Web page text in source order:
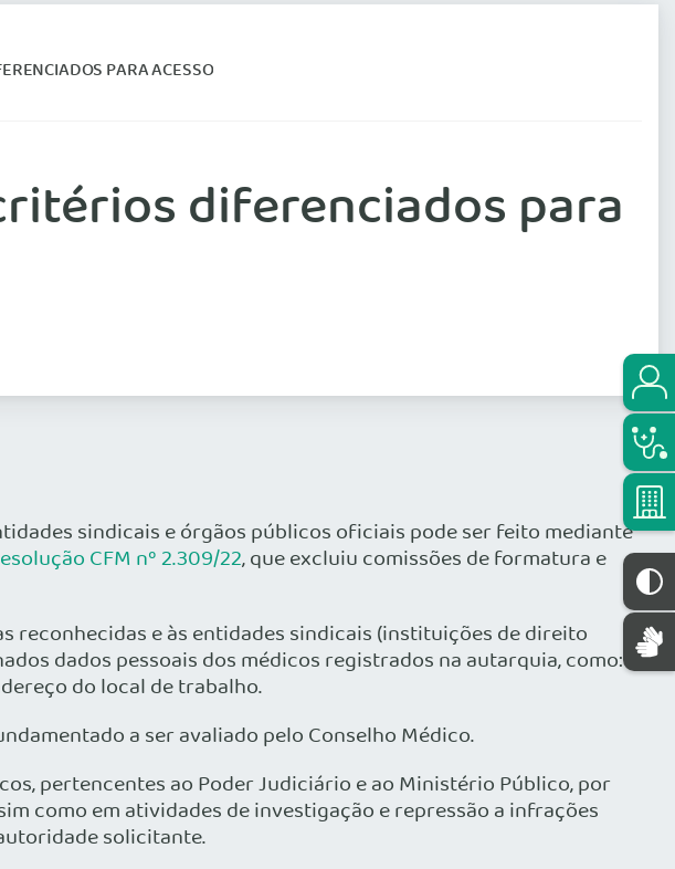
PARA ACESSO
diferenciados para
sindicais e órgãos públicos oficiais pode ser feito mediante
CFM nº 2.309/22, que excluiu comissões de formatura e
reconhecidas e às entidades sindicais (instituições de direito
dados pessoais dos médicos registrados na autarquia, como:
do local de trabalho.
a ser avaliado pelo Conselho Médico.
pertencentes ao Poder Judiciário e ao Ministério Público, por
como em atividades de investigação e repressão a infrações
solicitante.